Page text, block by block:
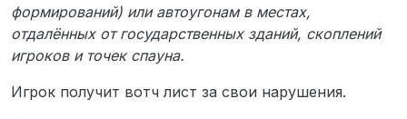
формирований) или автоугонам в местах,
отдалённых от государственных зданий, скоплений
игроков и точек спауна.
Игрок получит вотч лист за свои нарушения.